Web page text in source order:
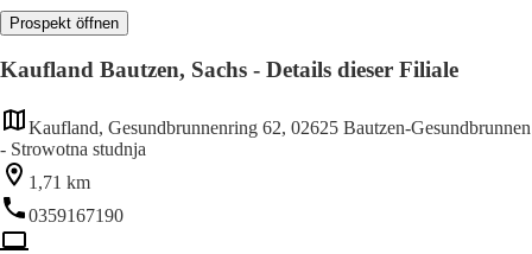
Prospekt öffnen
Kaufland Bautzen, Sachs - Details dieser Filiale
Kaufland, Gesundbrunnenring 62, 02625 Bautzen-Gesundbrunnen
- Strowotna studnja
1,71 km
0359167190